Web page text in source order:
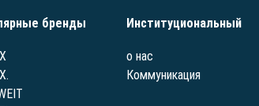
бренды Институциональный
о нас
Коммуникация